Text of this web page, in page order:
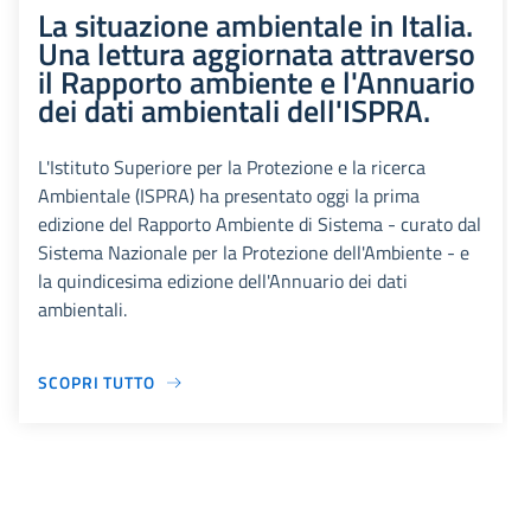
La situazione ambientale in Italia.
Una lettura aggiornata attraverso
il Rapporto ambiente e l'Annuario
dei dati ambientali dell'ISPRA.
L'Istituto Superiore per la Protezione e la ricerca
Ambientale (ISPRA) ha presentato oggi la prima
edizione del Rapporto Ambiente di Sistema - curato dal
Sistema Nazionale per la Protezione dell'Ambiente - e
la quindicesima edizione dell'Annuario dei dati
ambientali.
SCOPRI TUTTO